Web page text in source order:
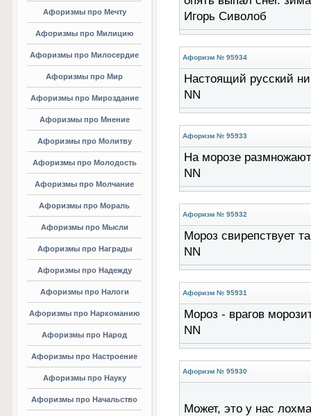
Афоризмы про Мечту
Афоризмы про Милицию
Афоризмы про Милосердие
Афоризмы про Мир
Афоризмы про Мироздание
Афоризмы про Мнение
Афоризмы про Молитву
Афоризмы про Молодость
Афоризмы про Молчание
Афоризмы про Мораль
Афоризмы про Мысли
Афоризмы про Награды
Афоризмы про Надежду
Афоризмы про Налоги
Афоризмы про Наркоманию
Афоризмы про Народ
Афоризмы про Настроение
Афоризмы про Науку
Афоризмы про Начальство
Игорь Сиволоб
Афоризм № 95934
Настоящий русский
NN
Афоризм № 95933
На морозе
NN
Афоризм № 95932
Мороз свирепствует
NN
Афоризм № 95931
Мороз - врагов
NN
Афоризм № 95930
Может, это у нас